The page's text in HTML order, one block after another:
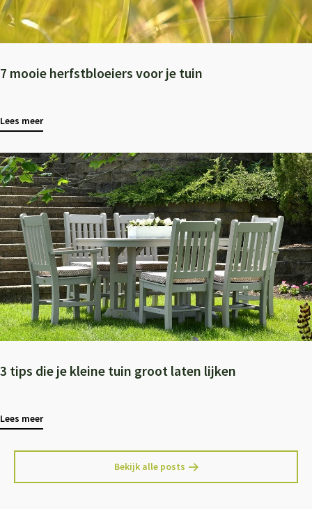
7 mooie herfstbloeiers voor je tuin
Lees meer
3 tips die je kleine tuin groot laten lijken
Lees meer
Bekijk alle posts